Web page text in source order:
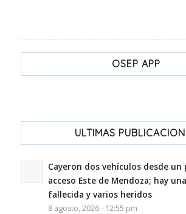
OSEP APP
ULTIMAS
Cayeron dos vehículos desde un
acceso Este de Mendoza; hay
fallecida y varios heridos
8 agosto, 2026 - 12:55 pm